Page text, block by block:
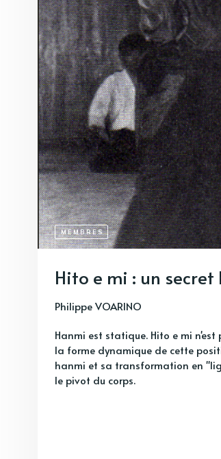
MEMBRES
Hito e mi : un
Philippe VOARINO
Hanmi est statique. Hito e mi n'est
la forme dynamique de cette
hanmi et sa transformation en
le pivot du corps.